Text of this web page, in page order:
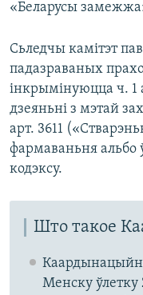
«Беларусы
Сьледчы камітэт
падазраваных
інкрымінуюцца ч. 1
дзеяньні з мэтай
арт. 3611
фармаваньня альбо
кодэксу.
Што такое
Менску ўлетку